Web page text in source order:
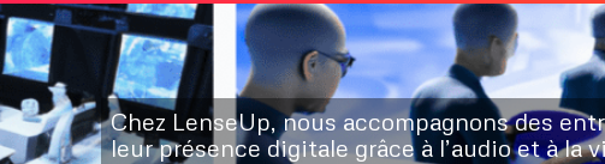
Chez LenseUp, nous accompagnons des
leur présence digitale grâce à l’audio et à la